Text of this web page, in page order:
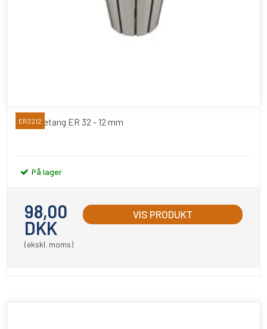
Spændetang ER 32 - 12 mm
ER3212
På lager
98,00
DKK
(ekskl. moms)
VIS PRODUKT